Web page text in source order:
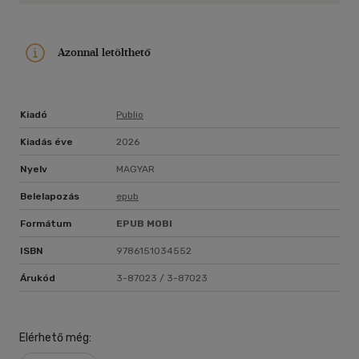
Azonnal letölthető
Kiadó Publio
Kiadás éve 2026
Nyelv MAGYAR
Belelapozás epub
Formátum EPUB MOBI
ISBN 9786151034552
Árukód 3-87023 / 3-87023
Elérhető még: